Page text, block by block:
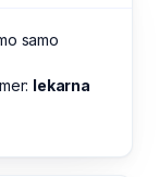
samo
lekarna